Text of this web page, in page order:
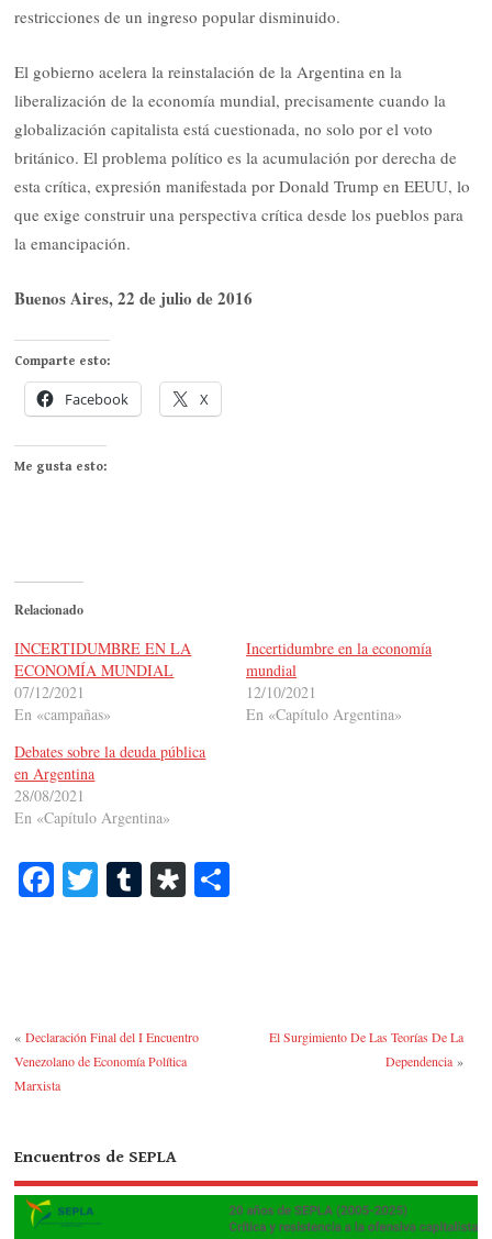
restricciones de un ingreso popular disminuido.
El gobierno acelera la reinstalación de la Argentina en la
liberalización de la economía mundial, precisamente cuando la
globalización capitalista está cuestionada, no solo por el voto
británico. El problema político es la acumulación por derecha de
esta crítica, expresión manifestada por Donald Trump en EEUU, lo
que exige construir una perspectiva crítica desde los pueblos para
la emancipación.
Buenos Aires, 22 de julio de 2016
Comparte esto:
Facebook X
Me gusta esto:
Relacionado
INCERTIDUMBRE EN LA
ECONOMÍA MUNDIAL
07/12/2021
En «campañas»
Incertidumbre en la economía
mundial
12/10/2021
En «Capítulo Argentina»
Debates sobre la deuda pública
en Argentina
28/08/2021
En «Capítulo Argentina»
Fa T T Di
«Declaración Final del I Encuentro
Venezolano de Economía Política
Marxista
El Surgimiento De Las Teorías De La
Dependencia»
Encuentros de SEPLA